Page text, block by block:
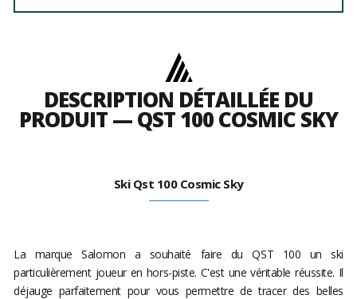
DESCRIPTION DÉTAILLÉE DU
PRODUIT — QST 100 COSMIC SKY
Ski Qst 100 Cosmic Sky
La marque Salomon a souhaité faire du QST 100 un ski
particulièrement joueur en hors-piste. C'est une véritable réussite. Il
déjauge parfaitement pour vous permettre de tracer des belles